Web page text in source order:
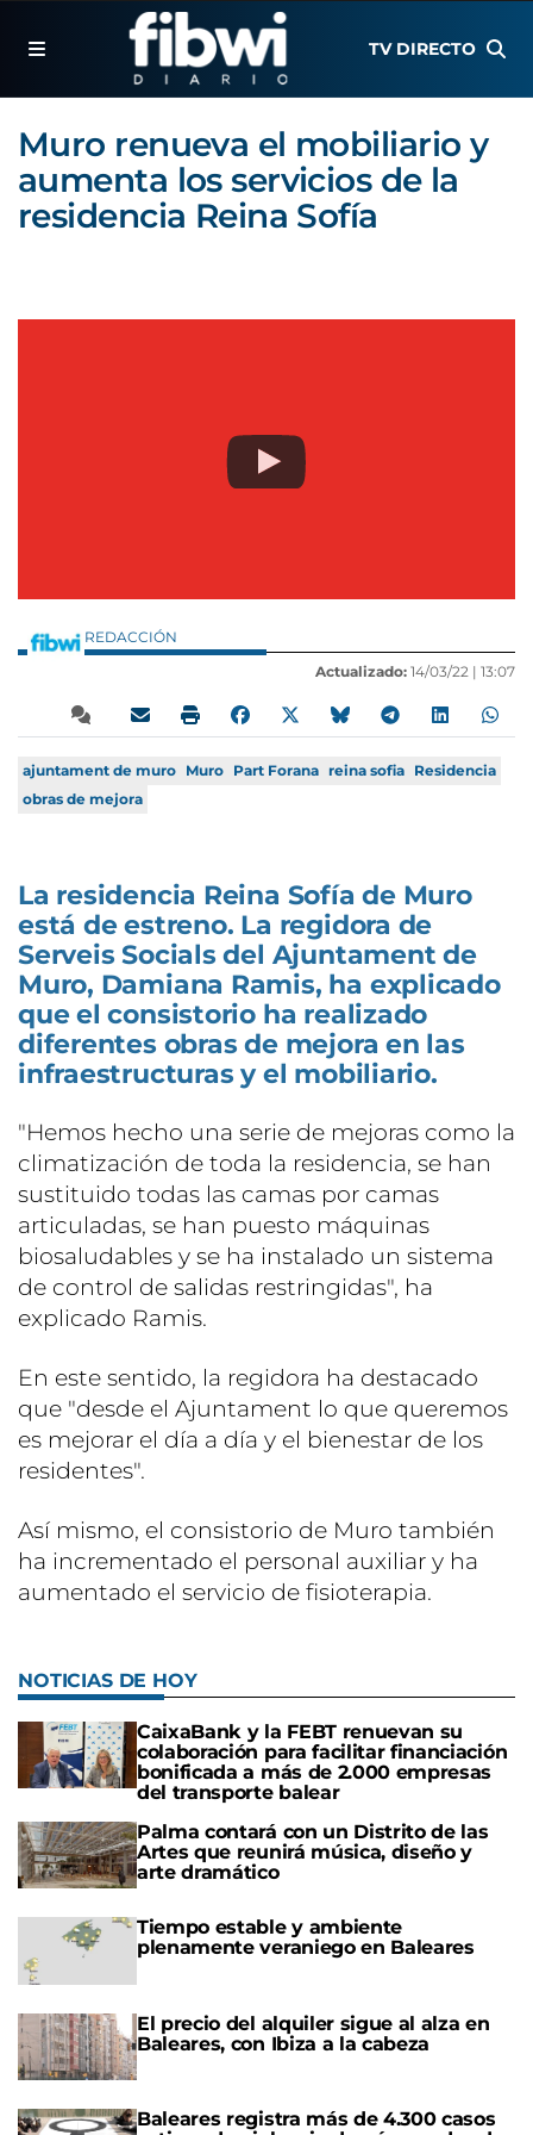
TV DIRECTO
Muro renueva el mobiliario y
aumenta los servicios de la
residencia Reina Sofía
REDACCIÓN
Actualizado: 14/03/22 | 13:07
ajuntament de muro Muro Part Forana reina sofia Residencia
obras de mejora
La residencia Reina Sofía de Muro
está de estreno. La regidora de
Serveis Socials del Ajuntament de
Muro, Damiana Ramis, ha explicado
que el consistorio ha realizado
diferentes obras de mejora en las
infraestructuras y el mobiliario.
"Hemos hecho una serie de mejoras como la
climatización de toda la residencia, se han
sustituido todas las camas por camas
articuladas, se han puesto máquinas
biosaludables y se ha instalado un sistema
de control de salidas restringidas", ha
explicado Ramis.
En este sentido, la regidora ha destacado
que "desde el Ajuntament lo que queremos
es mejorar el día a día y el bienestar de los
residentes".
Así mismo, el consistorio de Muro también
ha incrementado el personal auxiliar y ha
aumentado el servicio de fisioterapia.
NOTICIAS DE HOY
CaixaBank y la FEBT renuevan su
colaboración para facilitar financiación
bonificada a más de 2.000 empresas
del transporte balear
Palma contará con un Distrito de las
Artes que reunirá música, diseño y
arte dramático
Tiempo estable y ambiente
plenamente veraniego en Baleares
El precio del alquiler sigue al alza en
Baleares, con Ibiza a la cabeza
Baleares registra más de 4.300 casos